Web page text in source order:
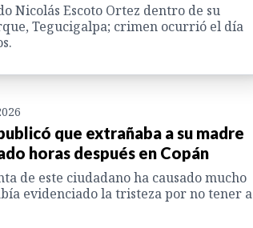
Nicolás Escoto Ortez dentro de su
Tegucigalpa; crimen ocurrió el día
que extrañaba a su madre
horas después en Copán
de este ciudadano ha causado mucho
evidenciado la tristeza por no tener a